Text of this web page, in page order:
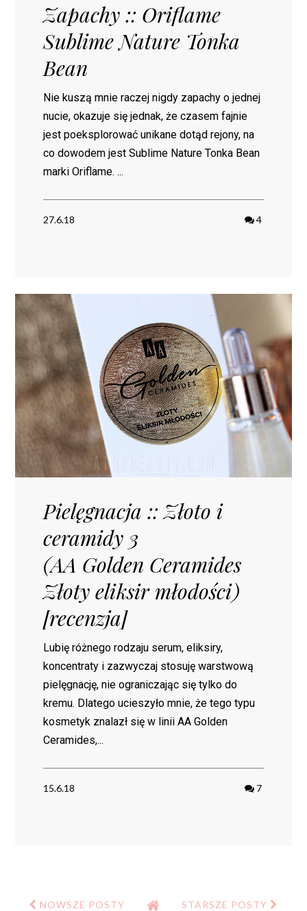
Zapachy :: Oriflame
Sublime Nature Tonka
Bean
Nie kuszą mnie raczej nigdy zapachy o jednej
nucie, okazuje się jednak, że czasem fajnie
jest poeksplorować unikane dotąd rejony, na
co dowodem jest Sublime Nature Tonka Bean
marki Oriflame. ...
27.6.18 4
Pielęgnacja :: Złoto i
ceramidy 3
(AA Golden Ceramides
Złoty eliksir młodości)
[recenzja]
Lubię różnego rodzaju serum, eliksiry,
koncentraty i zazwyczaj stosuję warstwową
pielęgnację, nie ograniczając się tylko do
kremu. Dlatego ucieszyło mnie, że tego typu
kosmetyk znalazł się w linii AA Golden
Ceramides,...
15.6.18 7
NOWSZE POSTY STARSZE POSTY